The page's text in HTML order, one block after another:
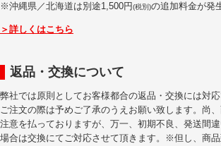
※沖縄県／北海道は別途1,500円(税別)の追加料金が発
＞詳しくはこちら
返品・交換について
弊社では原則としてお客様都合の返品・交換には対応
ご注文の際は予めご了承のうえお願い致します。尚
注意を払っておりますが、万一、初期不良、発送間
場合は交換にてご対応させて頂きます。※但し、商